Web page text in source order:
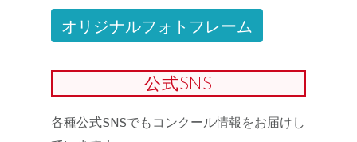
オリジナルフォトフレーム
公式SNS
各種公式SNSでもコンクール情報をお届けし